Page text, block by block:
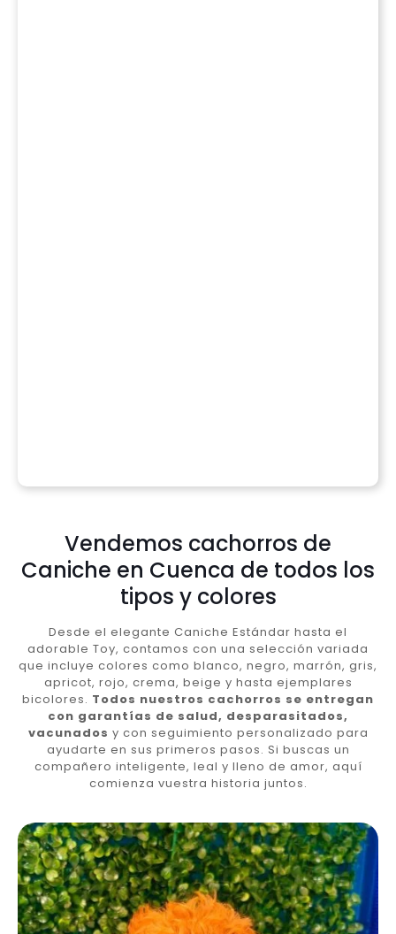
Vendemos cachorros de
Caniche en Cuenca de todos los
tipos y colores
Desde el elegante Caniche Estándar hasta el
adorable Toy, contamos con una selección variada
que incluye colores como blanco, negro, marrón, gris,
apricot, rojo, crema, beige y hasta ejemplares
bicolores. Todos nuestros cachorros se entregan
con garantías de salud, desparasitados,
vacunados y con seguimiento personalizado para
ayudarte en sus primeros pasos. Si buscas un
compañero inteligente, leal y lleno de amor, aquí
comienza vuestra historia juntos.